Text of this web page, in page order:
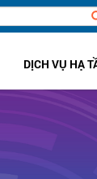
DỊCH VỤ HẠ